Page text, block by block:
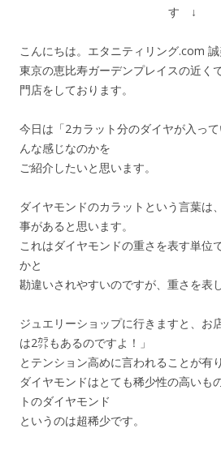
す ↓
こんにちは。エタニティリング.com 誠
東京の恵比寿ガーデンプレイスの近く
門店をしております。
今日は「2カラット分のダイヤが入っ
んな感じなのかを
ご紹介したいと思います。
ダイヤモンドのカラットという言葉は
事があると思います。
これはダイヤモンドの重さを表す単位
かと
勘違いされやすいのですが、重さを表
ジュエリーショップに行きますと、お
は2㌌もあるのですよ！」
とテンション高めに言われることが有
ダイヤモンドはとても稀少性の高いも
トのダイヤモンド
というのは超稀少です。